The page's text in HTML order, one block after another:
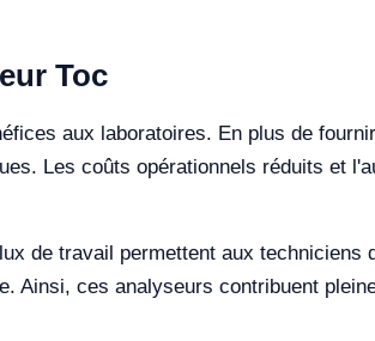
Toc
aux laboratoires. En plus de
Les coûts opérationnels réduits et
de travail permettent aux techniciens
Ainsi, ces analyseurs contribuent